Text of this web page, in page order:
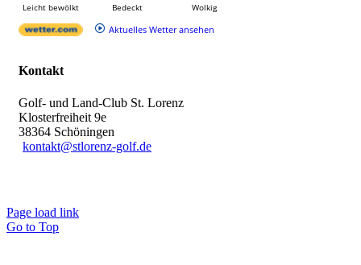
Leicht bewölkt
Bedeckt
Wolkig
Aktuelles Wetter ansehen
Kontakt
Golf- und Land-Club St. Lorenz
Klosterfreiheit 9e
38364 Schöningen
kontakt@stlorenz-golf.de
Page load link
Go to Top